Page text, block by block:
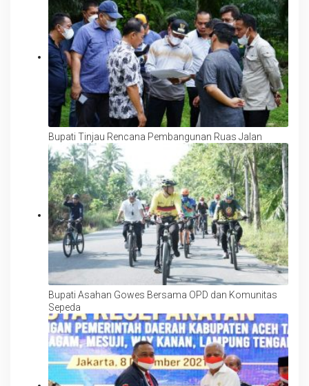
Bupati Tinjau Rencana Pembangunan Ruas Jalan
Bupati Asahan Gowes Bersama OPD dan Komunitas
Sepeda